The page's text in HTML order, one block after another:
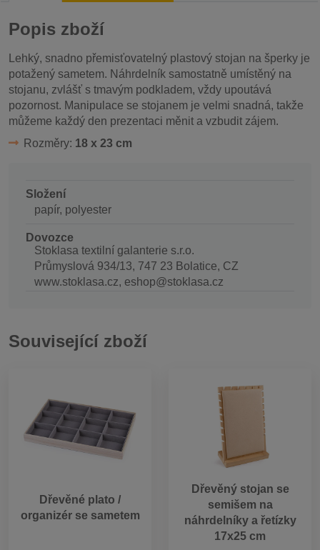
Popis zboží
Lehký, snadno přemisťovatelný plastový stojan na šperky je
potažený sametem. Náhrdelník samostatně umístěný na
stojanu, zvlášť s tmavým podkladem, vždy upoutává
pozornost. Manipulace se stojanem je velmi snadná, takže
můžeme každý den prezentaci měnit a vzbudit zájem.
Rozměry: 18 x 23 cm
Složení
papír, polyester
Dovozce
Stoklasa textilní galanterie s.r.o.
Průmyslová 934/13, 747 23 Bolatice, CZ
www.stoklasa.cz, eshop@stoklasa.cz
Související zboží
Dřevěné plato /
organizér se sametem
Dřevěný stojan se
semišem na
náhrdelníky a řetízky
17x25 cm